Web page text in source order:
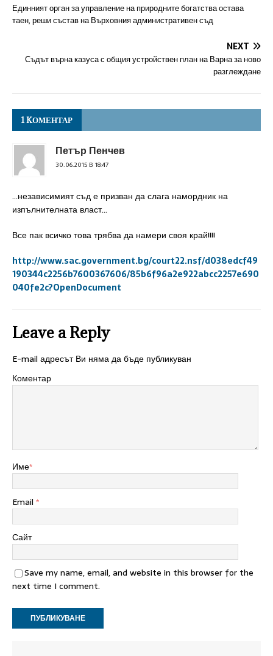
Единният орган за управление на природните богатства остава
таен, реши състав на Върховния административен съд
NEXT
Съдът върна казуса с общия устройствен план на Варна за ново
разглеждане
1 KОМЕНТАР
Петър Пенчев
30.06.2015 В 18:47
…независимият съд е призван да слага намордник на
изпълнителната власт…
Все пак всичко това трябва да намери своя край!!!!
http://www.sac.government.bg/court22.nsf/d038edcf49
190344c2256b7600367606/85b6f96a2e922abcc2257e690
040fe2c?OpenDocument
Leave a Reply
E-mail адресът Ви няма да бъде публикуван
Коментар
Име*
Email *
Сайт
Save my name, email, and website in this browser for the
next time I comment.